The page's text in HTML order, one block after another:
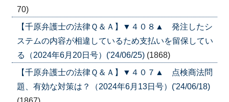
70)
【千原弁護士の法律Ｑ＆Ａ】▼４０８▲ 発注したシ
ステムの内容が相違しているため支払いを留保してい
る（2024年6月20日号）('24/06/25) (1868)
【千原弁護士の法律Ｑ＆Ａ】▼４０７▲ 点検商法問
題、有効な対策は？（2024年6月13日号）('24/06/18)